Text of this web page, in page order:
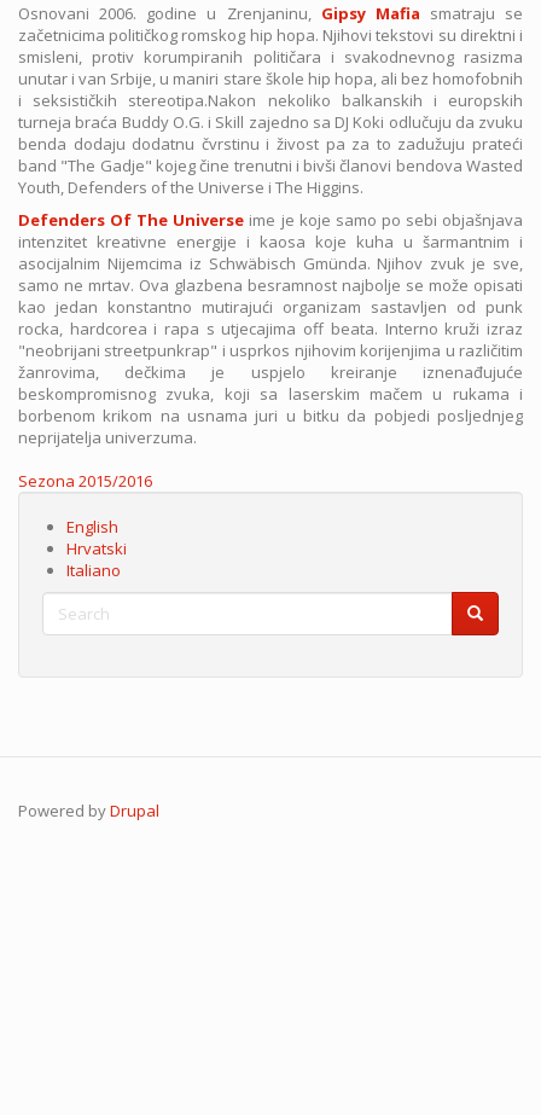
Osnovani 2006. godine u Zrenjaninu, Gipsy Mafia smatraju se
začetnicima političkog romskog hip hopa. Njihovi tekstovi su direktni i
smisleni, protiv korumpiranih političara i svakodnevnog rasizma
unutar i van Srbije, u maniri stare škole hip hopa, ali bez homofobnih
i seksističkih stereotipa.Nakon nekoliko balkanskih i europskih
turneja braća Buddy O.G. i Skill zajedno sa DJ Koki odlučuju da zvuku
benda dodaju dodatnu čvrstinu i živost pa za to zadužuju prateći
band "The Gadje" kojeg čine trenutni i bivši članovi bendova Wasted
Youth, Defenders of the Universe i The Higgins.
Defenders Of The Universe ime je koje samo po sebi objašnjava
intenzitet kreativne energije i kaosa koje kuha u šarmantnim i
asocijalnim Nijemcima iz Schwäbisch Gmünda. Njihov zvuk je sve,
samo ne mrtav. Ova glazbena besramnost najbolje se može opisati
kao jedan konstantno mutirajući organizam sastavljen od punk
rocka, hardcorea i rapa s utjecajima off beata. Interno kruži izraz
"neobrijani streetpunkrap" i usprkos njihovim korijenjima u različitim
žanrovima, dečkima je uspjelo kreiranje iznenađujuće
beskompromisnog zvuka, koji sa laserskim mačem u rukama i
borbenom krikom na usnama juri u bitku da pobjedi posljednjeg
neprijatelja univerzuma.
Sezona
Sezona 2015/2016
English
Hrvatski
Italiano
Search
Search Search
Powered byDrupal